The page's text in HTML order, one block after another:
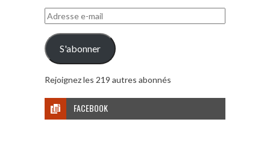
Adresse
e-
mail
S'abonner
Rejoignez les 219 autres abonnés
FACEBOOK